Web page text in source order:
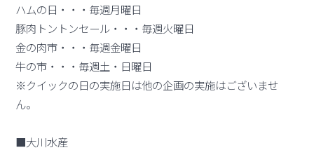
ハムの日・・・毎週月曜日
豚肉トントンセール・・・毎週火曜日
金の肉市・・・毎週金曜日
牛の市・・・毎週土・日曜日
※クイックの日の実施日は他の企画の実施はございませ
ん。
■大川水産